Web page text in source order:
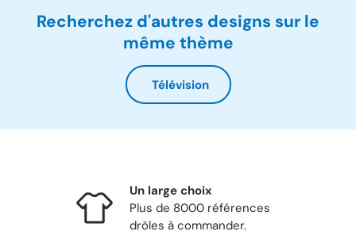
Recherchez d'autres designs sur le
même thème
Télévision
Un large choix
Plus de 8000 références
drôles à commander.